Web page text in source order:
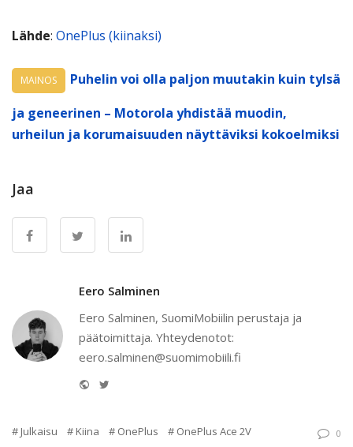
Lähde: OnePlus (kiinaksi)
MAINOS
Puhelin voi olla paljon muutakin kuin tylsä
ja geneerinen – Motorola yhdistää muodin,
urheilun ja korumaisuuden näyttäviksi kokoelmiksi
Jaa
Eero Salminen
Eero Salminen, SuomiMobiilin perustaja ja
päätoimittaja. Yhteydenotot:
eero.salminen@suomimobiili.fi
Website
Julkaisu Kiina OnePlus
OnePlus Ace 2V
0